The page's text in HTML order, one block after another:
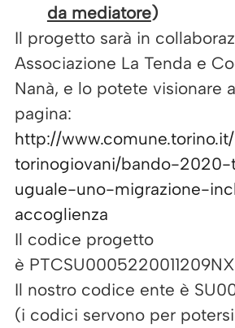
da mediatore)
Il progetto sarà in
Associazione La Tenda e
Nanà, e lo potete visionare
pagina:
http://www.comune.torino.it/
torinogiovani/bando-
uguale-uno-migrazione-
accoglienza
Il codice progetto
è
Il nostro codice ente è
(i codici servono per